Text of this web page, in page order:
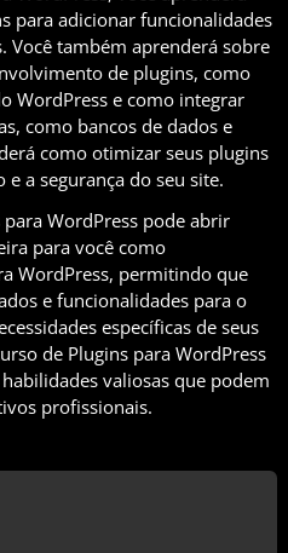
para adicionar funcionalidades
Você também aprenderá sobre
de plugins, como
WordPress e como integrar
como bancos de dados e
como otimizar seus plugins
a segurança do seu site.
WordPress pode abrir
para você como
WordPress, permitindo que
e funcionalidades para o
específicas de seus
de Plugins para WordPress
valiosas que podem
profissionais.